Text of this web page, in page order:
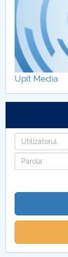
Upit Media
Username
Password